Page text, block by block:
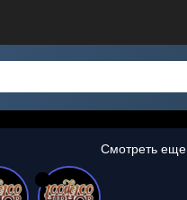
Смотреть еще